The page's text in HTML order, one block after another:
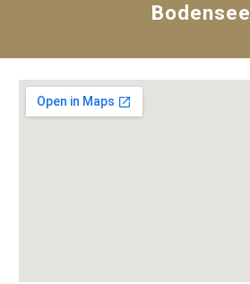
Bodensee